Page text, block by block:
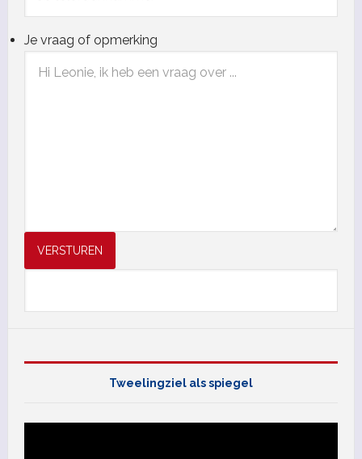
Je vraag of opmerking
VERSTUREN
Tweelingziel als spiegel